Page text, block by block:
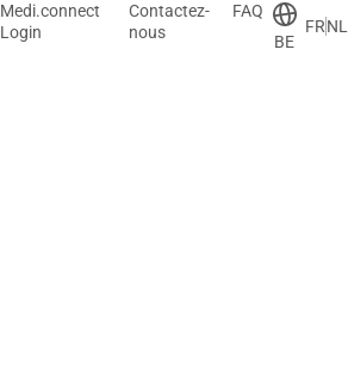
Medi.connect
Login
Contactez-
nous
FAQ
BE
FRNL